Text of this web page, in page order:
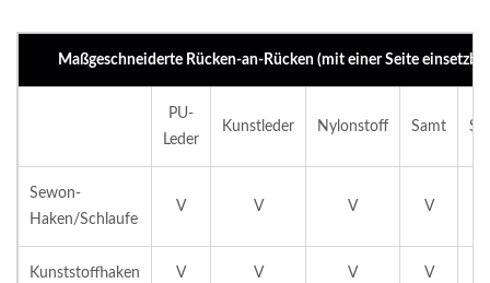
Maßgeschneiderte Rücken-an-Rücken (mit einer Seite
PU-
Leder
Kunstleder Nylonstoff Samt
Sewon-
Haken/Schlaufe
V V V V
Kunststoffhaken V V V V